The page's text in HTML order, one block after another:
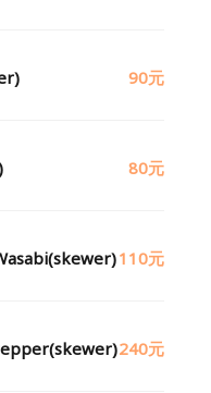
90元
80元
110元
240元